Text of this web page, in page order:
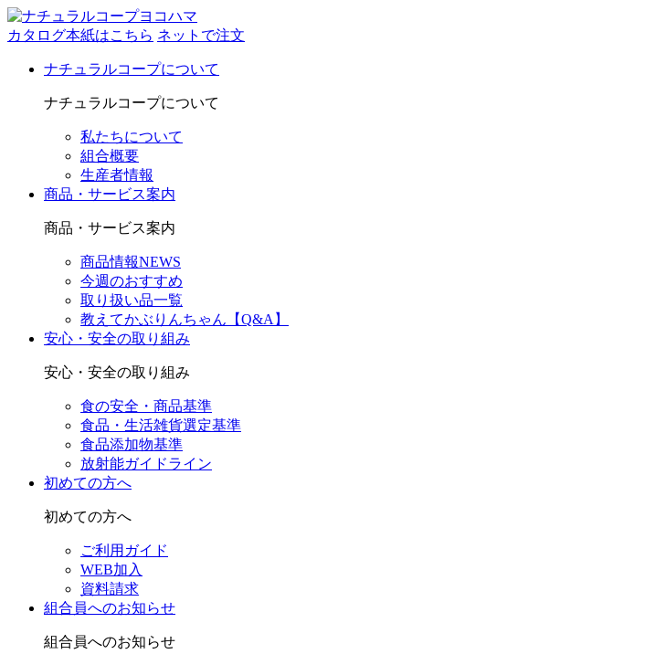
カタログ本紙はこちら ネットで注文
ナチュラルコープについて
ナチュラルコープについて
私たちについて
組合概要
生産者情報
商品・サービス案内
商品・サービス案内
商品情報NEWS
今週のおすすめ
取り扱い品一覧
教えてかぶりんちゃん【Q&A】
安心・安全の取り組み
安心・安全の取り組み
食の安全・商品基準
食品・生活雑貨選定基準
食品添加物基準
放射能ガイドライン
初めての方へ
初めての方へ
ご利用ガイド
WEB加入
資料請求
組合員へのお知らせ
組合員へのお知らせ